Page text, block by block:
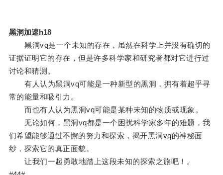
黑洞加速h18
黑洞vq是一个未知的存在，虽然在科学上并没有确切的
证据证明它的存在，但是许多科学家和研究者都对它进行过
讨论和猜测。
有人认为黑洞vq可能是一种新型的黑洞，拥有着超乎寻
常的能量和吸引力。
而也有人认为黑洞vq可能是某种未知的物质或现象。
无论如何，黑洞vq都是一个困扰科学家多年的难题，我
们希望能够通过不懈的努力和探索，揭开黑洞vq的神秘面
纱，探索它的真正面貌。
让我们一起勇敢地踏上这段未知的探索之旅吧！。